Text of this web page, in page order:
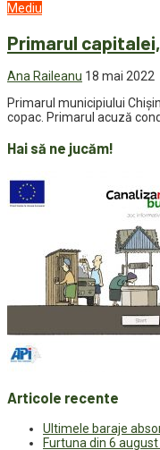
Mediu
Primarul
Ana Raileanu 18 mai 2022
Primarul municipiului
copac. Primarul acuză
Hai să ne jucăm!
Articole recente
Ultimele baraje
Furtuna din 6